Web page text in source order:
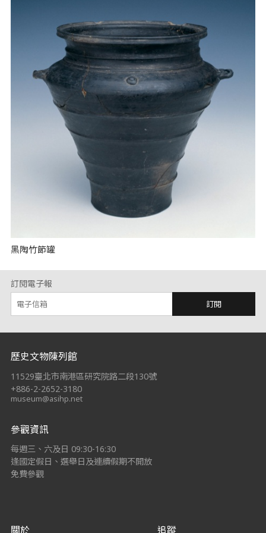
黑陶竹節罐
訂閱電子報
訂閱
:::
歷史文物陳列館
11529臺北市南港區研究院路二段130號
+886-2-2652-3180
museum@asihp.net
參觀資訊
每週三、六及日 09:30-16:30
逢國定假日、選舉日及連續假期不開放
免費參觀
關於 追蹤